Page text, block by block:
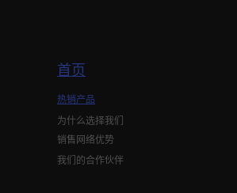
首页
热销产品
为什么选择我们
销售网络优势
我们的合作伙伴